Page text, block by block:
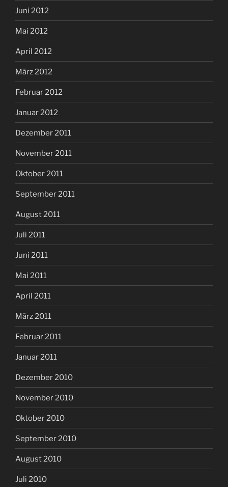
Juni 2012
Mai 2012
April 2012
März 2012
Februar 2012
Januar 2012
Dezember 2011
November 2011
Oktober 2011
September 2011
August 2011
Juli 2011
Juni 2011
Mai 2011
April 2011
März 2011
Februar 2011
Januar 2011
Dezember 2010
November 2010
Oktober 2010
September 2010
August 2010
Juli 2010